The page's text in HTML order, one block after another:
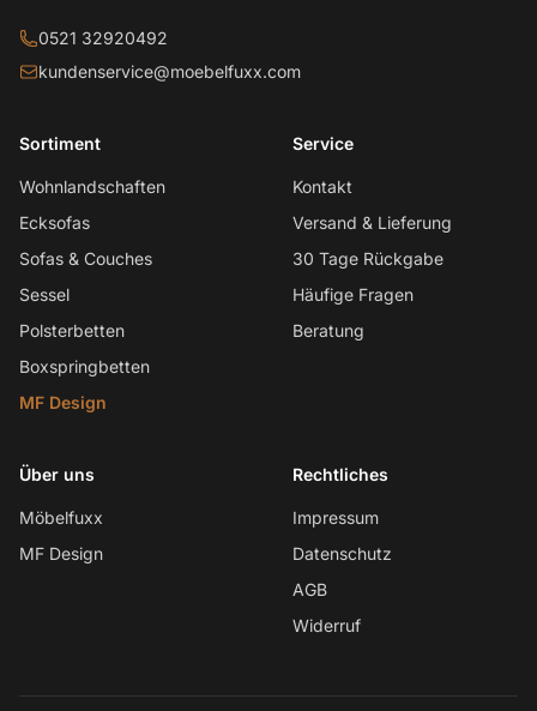
0521 32920492
kundenservice@moebelfuxx.com
Sortiment
Wohnlandschaften
Ecksofas
Sofas & Couches
Sessel
Polsterbetten
Boxspringbetten
MF Design
Service
Kontakt
Versand & Lieferung
30 Tage Rückgabe
Häufige Fragen
Beratung
Über uns
Möbelfuxx
MF Design
Rechtliches
Impressum
Datenschutz
AGB
Widerruf